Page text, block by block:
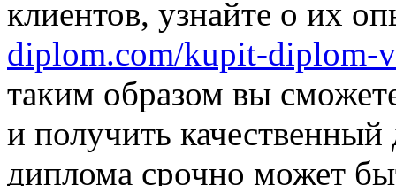
клиентов, узнайте о их
diplom.com/kupit-diplom-
таким образом вы
и получить
диплома срочно может